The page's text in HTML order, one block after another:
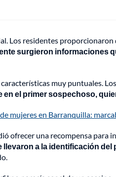
Los residentes
surgieron informaciones
muy puntuales.
el primer sospechoso,
mujeres en Barranquilla:
ofrecer una recompensa para
a la identificación